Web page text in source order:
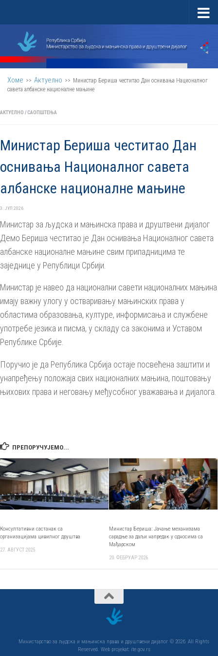
Хоме >> Актуелно >> Министар Бериша честитао Дан оснивања Националног
савета албанске националне мањине
АКТУЕЛНО /САОПШТЕЊА
Министар Бериша честитао Дан
оснивања Националног савета
албанске националне мањине
3. ЈУЛ 2026.
Министар за људска и мањинска права и друштвени дијалог
Демо Бериша честитао је Дан оснивања Националног савета
албанске националне мањине свим припадницима те
заједнице у Републици Србији.
Министар је навео да национални савети националних мањина
имају важну улогу у остваривању мањинских права у
областима образовања, културе, информисања и службене
употребе језика и писма, у складу са законима и Уставом
Републике Србије.
Поручио је да Република Србија остаје посвећена заштити и
унапређењу положаја свих националних мањина, поштовању
њихових права и неговању међусобног уважавања и дијалога.
ПРЕПОРУЧУЈЕМО...
Консултативни састанак са
организацијама цивилног друштва
27. АВГУСТ 2025.
Министар Бериша: Јачање механизама
сарадње за даљи напредак у односима са
Мађарском
20. ФЕБРУАР 2026.
Министарство за људска и мањинска права и друштвени дијалог © 2026. All Rights
Reserved. Web projekat: ite.gov.rs